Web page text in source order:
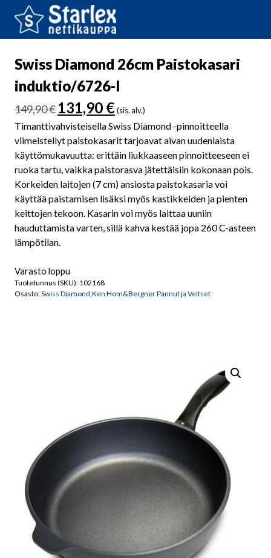
Swiss Diamond 26cm Paistokasari
induktio/6726-I
149,90€ Alkuperäinen
hinta
oli:
149,90 €.
131,90 €Nykyinen
hinta
on:
131,90 €.
(sis. alv.)
Timanttivahvisteisella Swiss Diamond -pinnoitteella
viimeistellyt paistokasarit tarjoavat aivan uudenlaista
käyttömukavuutta: erittäin liukkaaseen pinnoitteeseen ei
ruoka tartu, vaikka paistorasva jätettäisiin kokonaan pois.
Korkeiden laitojen (7 cm) ansiosta paistokasaria voi
käyttää paistamisen lisäksi myös kastikkeiden ja pienten
keittojen tekoon. Kasarin voi myös laittaa uuniin
hauduttamista varten, sillä kahva kestää jopa 260 C-asteen
lämpötilan.
Varasto loppu
Tuotetunnus (SKU): 102168
Osasto:Swiss Diamond,Ken Hom&Bergner Pannut ja Veitset